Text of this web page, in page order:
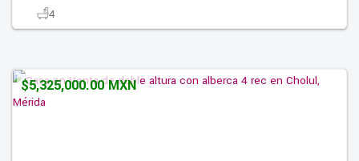
4
$5,325,000.00 MXN